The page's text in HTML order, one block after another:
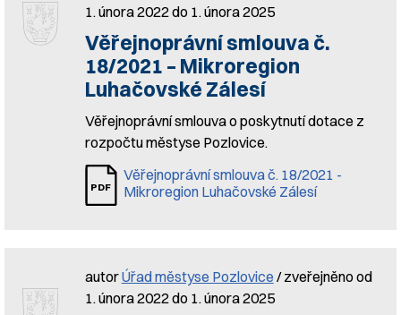
1. února 2022 do 1. února 2025
Věřejnoprávní smlouva č.
18/2021 – Mikroregion
Luhačovské Zálesí
Věřejnoprávní smlouva o poskytnutí dotace z
rozpočtu městyse Pozlovice.
Věřejnoprávní smlouva č. 18/2021 -
Mikroregion Luhačovské Zálesí
autorÚřad městyse Pozlovice / zveřejněno od
1. února 2022 do 1. února 2025